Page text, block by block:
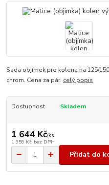
Sada objímek pro kolena na 125/
chrom. Cena za pár. celý popis
Dostupnost Skladem
1 644 Kč/ks
1 359 Kč bez DPH
Přidat do